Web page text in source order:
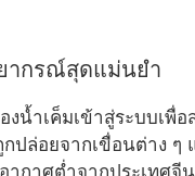
ากรณ์สุดแม่นยำ
น้ำเค็มเข้าสู่ระบบเ
ปล่อยจากเขื่อนต่าง